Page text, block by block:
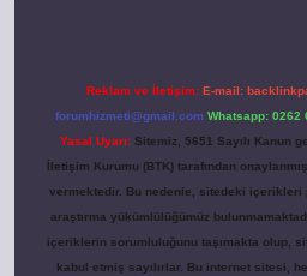
Reklam ve İletişim: E-mail:
forumhizmeti@gmail.com Whatsapp: 0262
Yasal Uyarı: Sitemiz, 5651 Sayılı Kanun
İletişim Kurumu (BTK) tarafından
vermektedir. Bu nedenle, sitedeki içerikleri
araştırma yükümlülüğümüz
içeriklerin sorumluluğunu taşımakta olup,
kabul etmiş sayılırlar. Bu internet sitesi,